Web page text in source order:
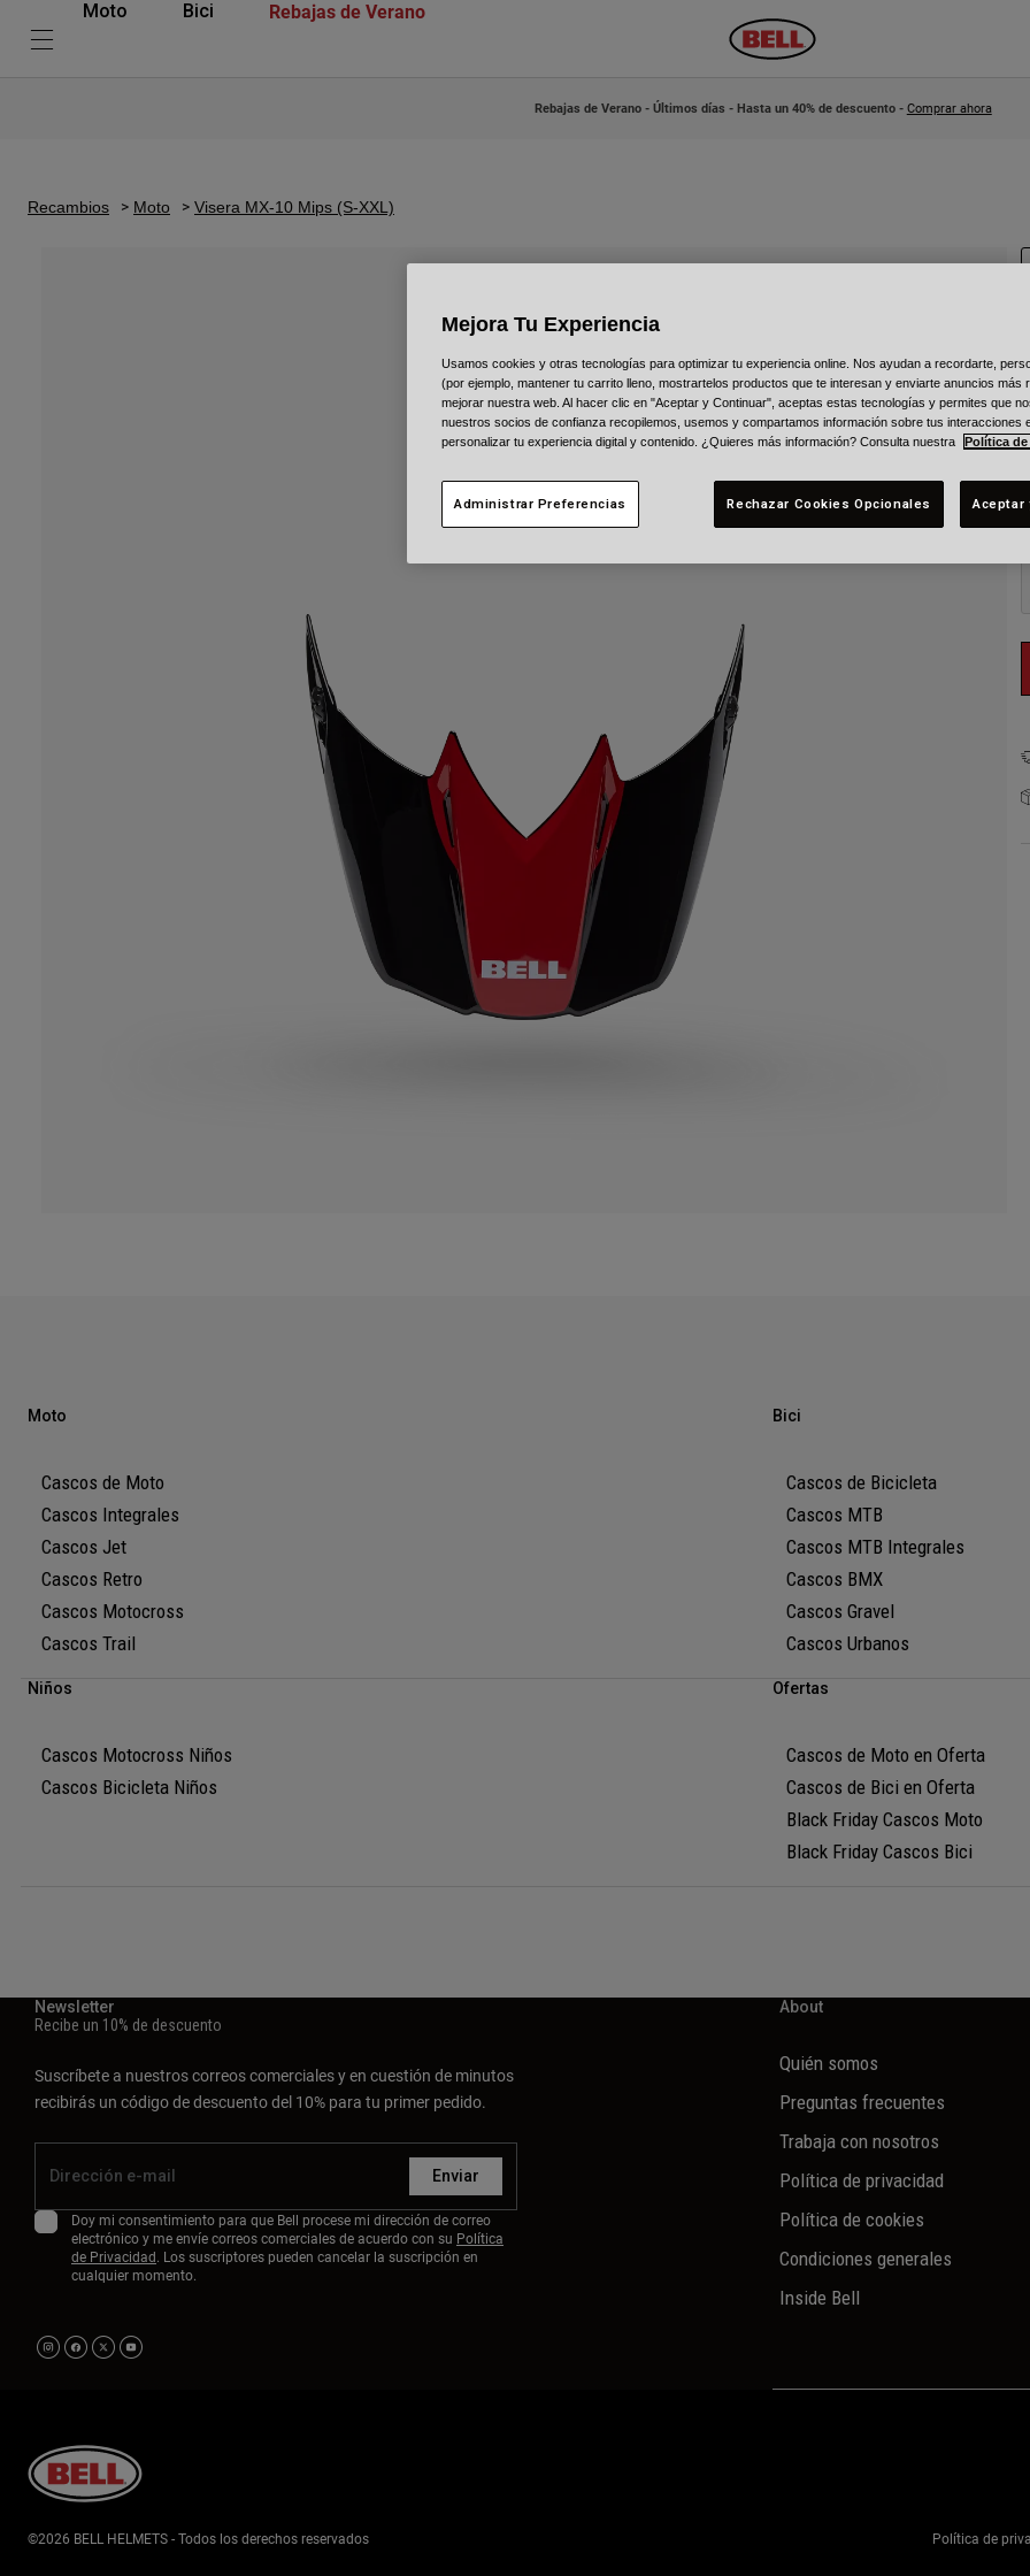
Moto Bici Rebajas de Verano
Rebajas de Verano - Últimos días - Hasta un 40% de descuento - Comprar ahora
Recambios Moto Visera MX-10 Mips (S-XXL)
Moto
Cascos de Moto
Cascos Integrales
Cascos Jet
Cascos Retro
Cascos Motocross
Cascos Trail
Bici
Cascos de Bicicleta
Cascos MTB
Cascos MTB Integrales
Cascos BMX
Cascos Gravel
Cascos Urbanos
Niños
Cascos Motocross Niños
Cascos Bicicleta Niños
Ofertas
Cascos de Moto en Oferta
Cascos de Bici en Oferta
Black Friday Cascos Moto
Black Friday Cascos Bici
Newsletter
Recibe un 10% de descuento
Suscríbete a nuestros correos comerciales y en cuestión de minutos
recibirás un código de descuento del 10% para tu primer pedido.
Enviar
Doy mi consentimiento para que Bell procese mi dirección de correo
electrónico y me envíe correos comerciales de acuerdo con su Política
de Privacidad. Los suscriptores pueden cancelar la suscripción en
cualquier momento.
About
Quién somos
Preguntas frecuentes
Trabaja con nosotros
Política de privacidad
Política de cookies
Condiciones generales
Inside Bell
Política de
©2026 BELL HELMETS - Todos los derechos reservados
Mejora Tu Experiencia
Usamos cookies y otras tecnologías para optimizar tu experiencia online. Nos ayudan a recordarte,
(por ejemplo, mantener tu carrito lleno, mostrartelos productos que te interesan y enviarte anuncios más
mejorar nuestra web. Al hacer clic en "Aceptar y Continuar", aceptas estas tecnologías y permites que
nuestros socios de confianza recopilemos, usemos y compartamos información sobre tus interacciones
personalizar tu experiencia digital y contenido. ¿Quieres más información? Consulta nuestra
Política de
Administrar Preferencias Rechazar Cookies Opcionales Aceptar